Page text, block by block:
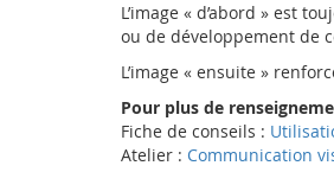
L’image « d’abord » est
ou de développement de
L’image « ensuite »
Pour plus de
Fiche de conseils :
Atelier : Communication